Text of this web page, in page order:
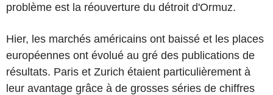
problème est la réouverture du détroit d'Ormuz.
Hier, les marchés américains ont baissé et les places
européennes ont évolué au gré des publications de
résultats. Paris et Zurich étaient particulièrement à
leur avantage grâce à de grosses séries de chiffres